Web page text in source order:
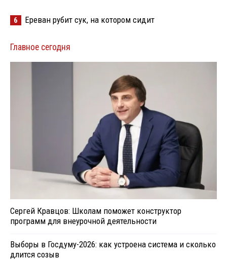
6 Ереван рубит сук, на котором сидит
Главное сегодня
Сергей Кравцов: Школам поможет конструктор
программ для внеурочной деятельности
Выборы в Госдуму-2026: как устроена система и сколько
длится созыв